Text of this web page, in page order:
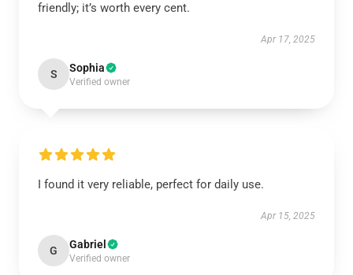
friendly; it’s worth every cent.
Apr 17, 2025
S Sophia
Verified owner
I found it very reliable, perfect for daily use.
Apr 15, 2025
G Gabriel
Verified owner